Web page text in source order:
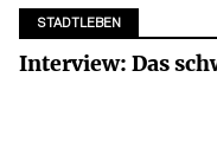
STADTLEBEN
Interview: Das